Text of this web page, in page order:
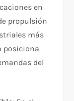
en
propulsión
más
posiciona
del